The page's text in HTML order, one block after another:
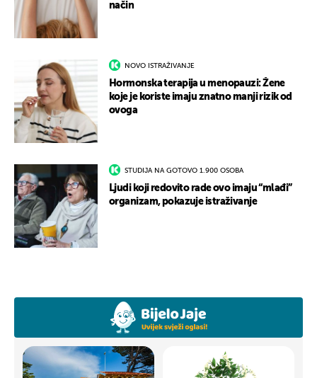
način
NOVO ISTRAŽIVANJE
Hormonska terapija u menopauzi: Žene
koje je koriste imaju znatno manji rizik od
ovoga
STUDIJA NA GOTOVO 1.900 OSOBA
Ljudi koji redovito rade ovo imaju “mlađi”
organizam, pokazuje istraživanje